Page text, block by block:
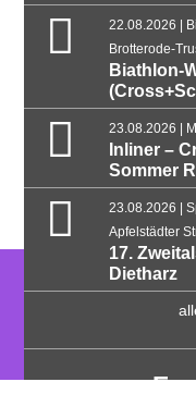
22.08.2026 |
Brotterode-
Biathlon-
23.08.2026 |
Inliner –
Sommer
23.08.2026 |
Apfelstädter
17.
Dietharz